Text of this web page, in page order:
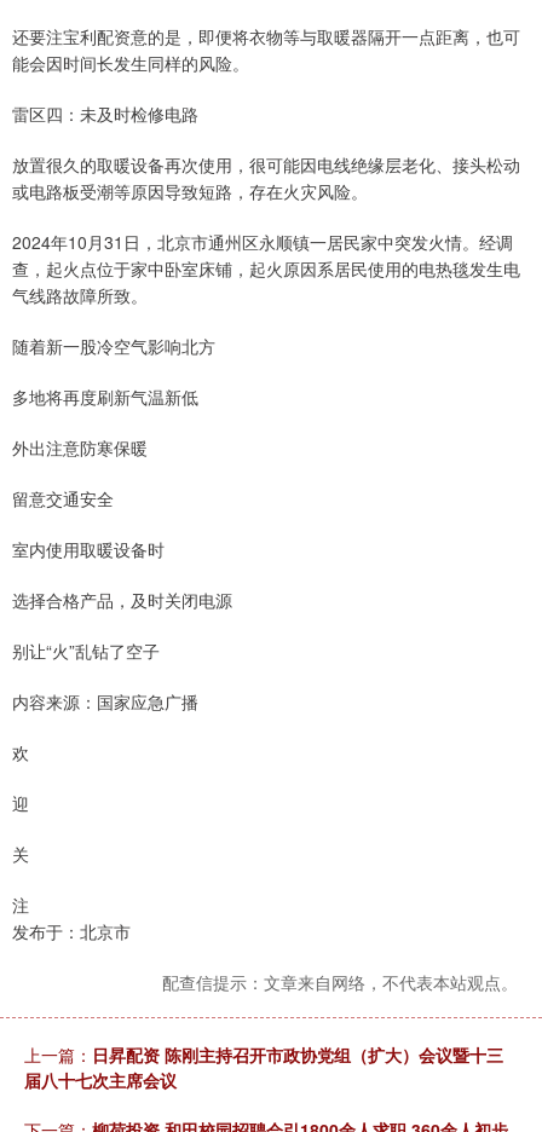
还要注宝利配资意的是，即便将衣物等与取暖器隔开一点距离，也可
能会因时间长发生同样的风险。
雷区四：未及时检修电路
放置很久的取暖设备再次使用，很可能因电线绝缘层老化、接头松动
或电路板受潮等原因导致短路，存在火灾风险。
2024年10月31日，北京市通州区永顺镇一居民家中突发火情。经调
查，起火点位于家中卧室床铺，起火原因系居民使用的电热毯发生电
气线路故障所致。
随着新一股冷空气影响北方
多地将再度刷新气温新低
外出注意防寒保暖
留意交通安全
室内使用取暖设备时
选择合格产品，及时关闭电源
别让“火”乱钻了空子
内容来源：国家应急广播
欢
迎
关
注
发布于：北京市
配查信提示：文章来自网络，不代表本站观点。
上一篇： 日昇配资 陈刚主持召开市政协党组（扩大）会议暨十三
届八十七次主席会议